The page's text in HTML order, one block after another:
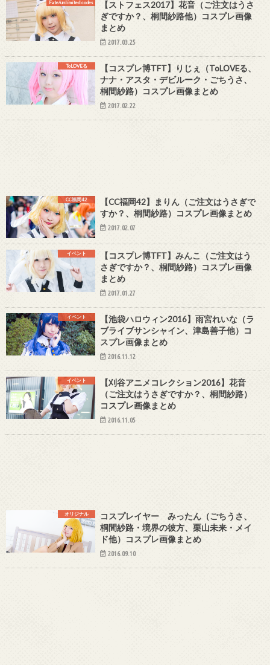
Fate/unlimited codes
【ストフェス2017】花音（ご注文はうさ
ぎですか？、桐間紗路他）コスプレ画像
まとめ
2017.03.25
ToLOVEる
【コスプレ博TFT】りじぇ（ToLOVEる、
ナナ・アスタ・デビルーク・ごちうさ、
桐間紗路）コスプレ画像まとめ
2017.02.22
CC福岡42
【CC福岡42】まりん（ご注文はうさぎで
すか？、桐間紗路）コスプレ画像まとめ
2017.02.07
イベント
【コスプレ博TFT】みんこ（ご注文はう
さぎですか？、桐間紗路）コスプレ画像
まとめ
2017.01.27
イベント
【池袋ハロウィン2016】雨宮れいな（ラ
ブライブサンシャイン、津島善子他）コ
スプレ画像まとめ
2016.11.12
イベント
【刈谷アニメコレクション2016】花音
（ご注文はうさぎですか？、桐間紗路）
コスプレ画像まとめ
2016.11.05
オリジナル
コスプレイヤー みったん（ごちうさ、
桐間紗路・境界の彼方、栗山未来・メイ
ド他）コスプレ画像まとめ
2016.09.10